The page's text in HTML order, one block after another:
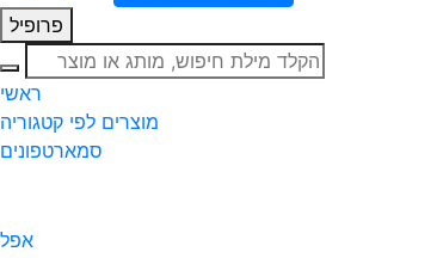
פרופיל
חיפוש
ראשי
מוצרים לפי קטגוריה
סמארטפונים
אפל